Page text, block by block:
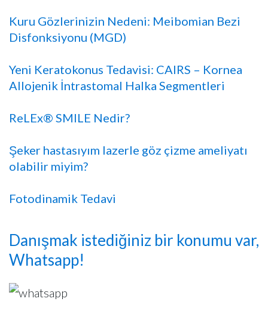
Kuru Gözlerinizin Nedeni: Meibomian Bezi
Disfonksiyonu (MGD)
Yeni Keratokonus Tedavisi: CAIRS – Kornea
Allojenik İntrastomal Halka Segmentleri
ReLEx® SMILE Nedir?
Şeker hastasıyım lazerle göz çizme ameliyatı
olabilir miyim?
Fotodinamik Tedavi
Danışmak istediğiniz bir konumu var,
Whatsapp!